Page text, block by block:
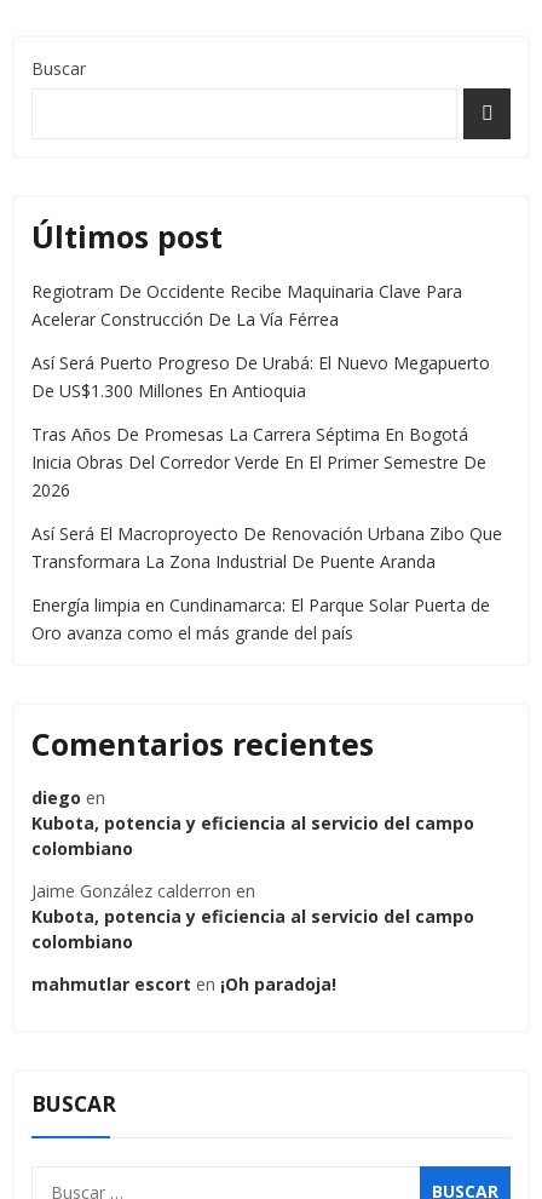
Buscar
Últimos post
Regiotram De Occidente Recibe Maquinaria Clave Para
Acelerar Construcción De La Vía Férrea
Así Será Puerto Progreso De Urabá: El Nuevo Megapuerto
De US$1.300 Millones En Antioquia
Tras Años De Promesas La Carrera Séptima En Bogotá
Inicia Obras Del Corredor Verde En El Primer Semestre De
2026
Así Será El Macroproyecto De Renovación Urbana Zibo Que
Transformara La Zona Industrial De Puente Aranda
Energía limpia en Cundinamarca: El Parque Solar Puerta de
Oro avanza como el más grande del país
Comentarios recientes
diego en
Kubota, potencia y eficiencia al servicio del campo
colombiano
Jaime González calderron en
Kubota, potencia y eficiencia al servicio del campo
colombiano
mahmutlar escort en ¡Oh paradoja!
BUSCAR